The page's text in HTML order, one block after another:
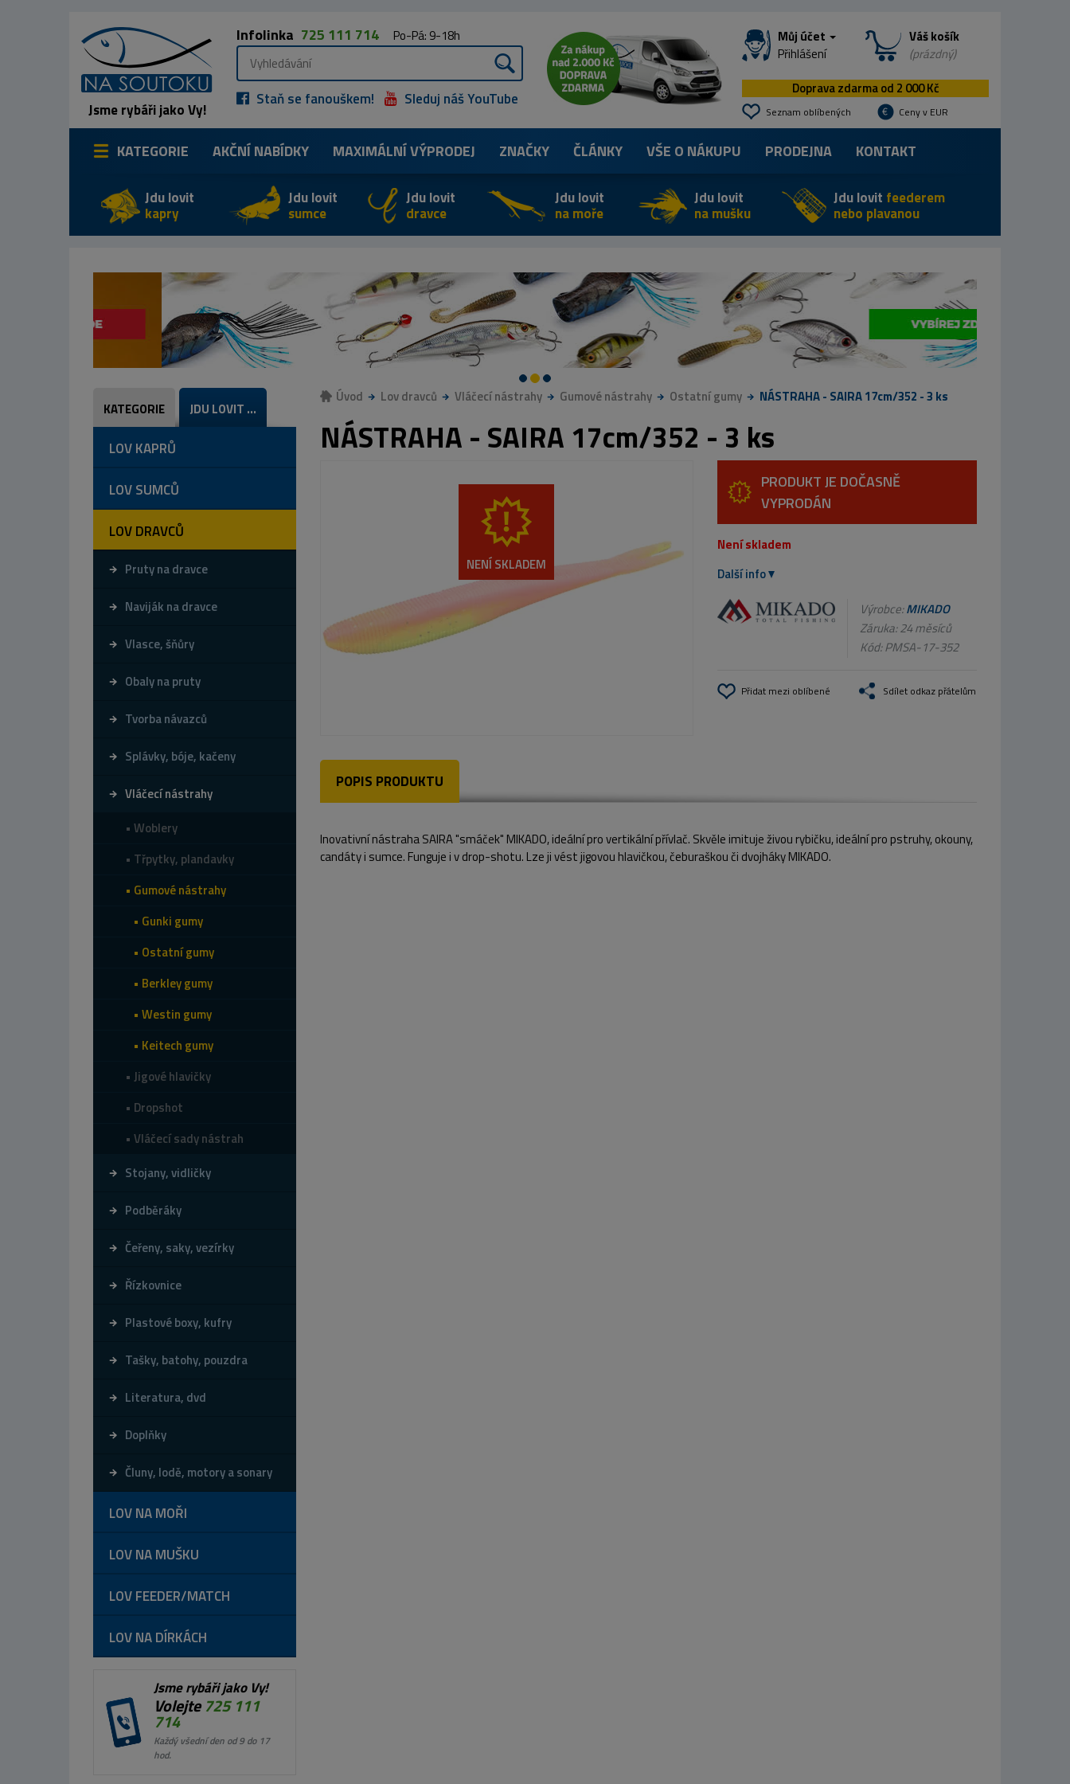
Jsme rybáři jako Vy!
Infolinka 725 111 714 Po-Pá: 9-18h
Staň se fanouškem! Sleduj náš YouTube
Můj účet
Přihlášení
Váš košík
(prázdný)
Doprava zdarma od 2 000 Kč
Seznam oblíbených Ceny v EUR
KATEGORIE AKČNÍ NABÍDKY MAXIMÁLNÍVÝPRODEJ ZNAČKY ČLÁNKY VŠE O NÁKUPU PRODEJNA KONTAKT
Jdu lovit
kapry
Jdu lovit
sumce
Jdu lovit
dravce
Jdu lovit
na moře
Jdu lovit
na mušku
Jdu lovit feederem
nebo plavanou
KATEGORIE JDU LOVIT ...
LOV KAPRŮ
LOV SUMCŮ
LOV DRAVCŮ
Pruty na dravce
Naviják na dravce
Vlasce, šňůry
Obaly na pruty
Tvorba návazců
Splávky, bóje, kačeny
Vláčecí nástrahy
Woblery
Třpytky, plandavky
Gumové nástrahy
Gunki gumy
Ostatní gumy
Berkley gumy
Westin gumy
Keitech gumy
Jigové hlavičky
Dropshot
Vláčecí sady nástrah
Stojany, vidličky
Podběráky
Čeřeny, saky, vezírky
Řízkovnice
Plastové boxy, kufry
Tašky, batohy, pouzdra
Literatura, dvd
Doplňky
Čluny, lodě, motory a sonary
LOV NA MOŘI
LOV NA MUŠKU
LOV FEEDER/MATCH
LOV NA DÍRKÁCH
Jsme rybáři jako Vy!
Volejte725 111
714
Každý všední den od 9 do 17
hod.
Úvod Lov dravců Vláčecí nástrahy Gumové nástrahy Ostatní gumy NÁSTRAHA - SAIRA 17cm/352 - 3 ks
NÁSTRAHA - SAIRA 17cm/352 - 3 ks
NENÍ SKLADEM
PRODUKT JE DOČASNĚ
VYPRODÁN
Není skladem
Další info
Výrobce:MIKADO
Záruka: 24 měsíců
Kód:PMSA-17-352
Přidat mezi oblíbené Sdílet odkaz přátelům
POPIS PRODUKTU
Inovativní nástraha SAIRA "smáček" MIKADO, ideální pro vertikální přívlač. Skvěle imituje živou rybičku, ideální pro pstruhy, okouny,
candáty i sumce. Funguje i v drop-shotu. Lze ji vést jigovou hlavičkou, čeburaškou či dvojháky MIKADO.